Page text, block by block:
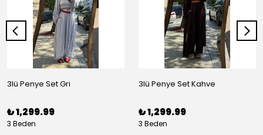
3lü Penye Set Gri
₺ 1,299.99
3 Beden
3lü Penye Set Kahve
₺ 1,299.99
3 Beden